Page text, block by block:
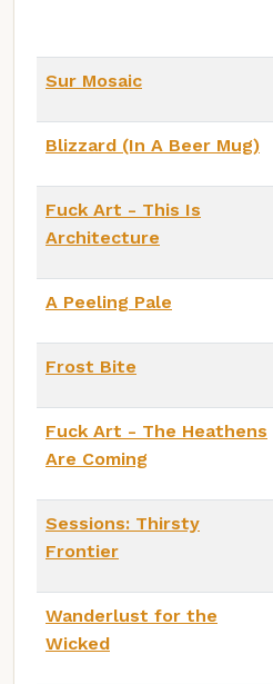
Sur Mosaic
Blizzard (In A Beer Mug)
Fuck Art - This Is
Architecture
A Peeling Pale
Frost Bite
Fuck Art - The Heathens
Are Coming
Sessions: Thirsty
Frontier
Wanderlust for the
Wicked